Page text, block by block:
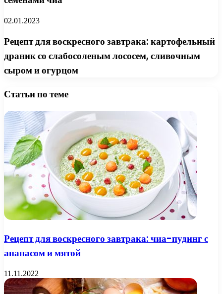
02.01.2023
Рецепт для воскресного завтрака: картофельный
драник со слабосоленым лососем, сливочным
сыром и огурцом
Статьи по теме
Рецепт для воскресного завтрака: чиа-пудинг с
ананасом и мятой
11.11.2022